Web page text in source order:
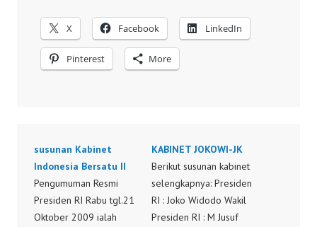
X Facebook LinkedIn
Pinterest More
susunan Kabinet
Indonesia Bersatu II
Pengumuman Resmi
Presiden RI Rabu tgl.21
Oktober 2009 ialah
KABINET JOKOWI-JK
Berikut susunan kabinet
selengkapnya: Presiden
RI : Joko Widodo Wakil
Presiden RI : M Jusuf